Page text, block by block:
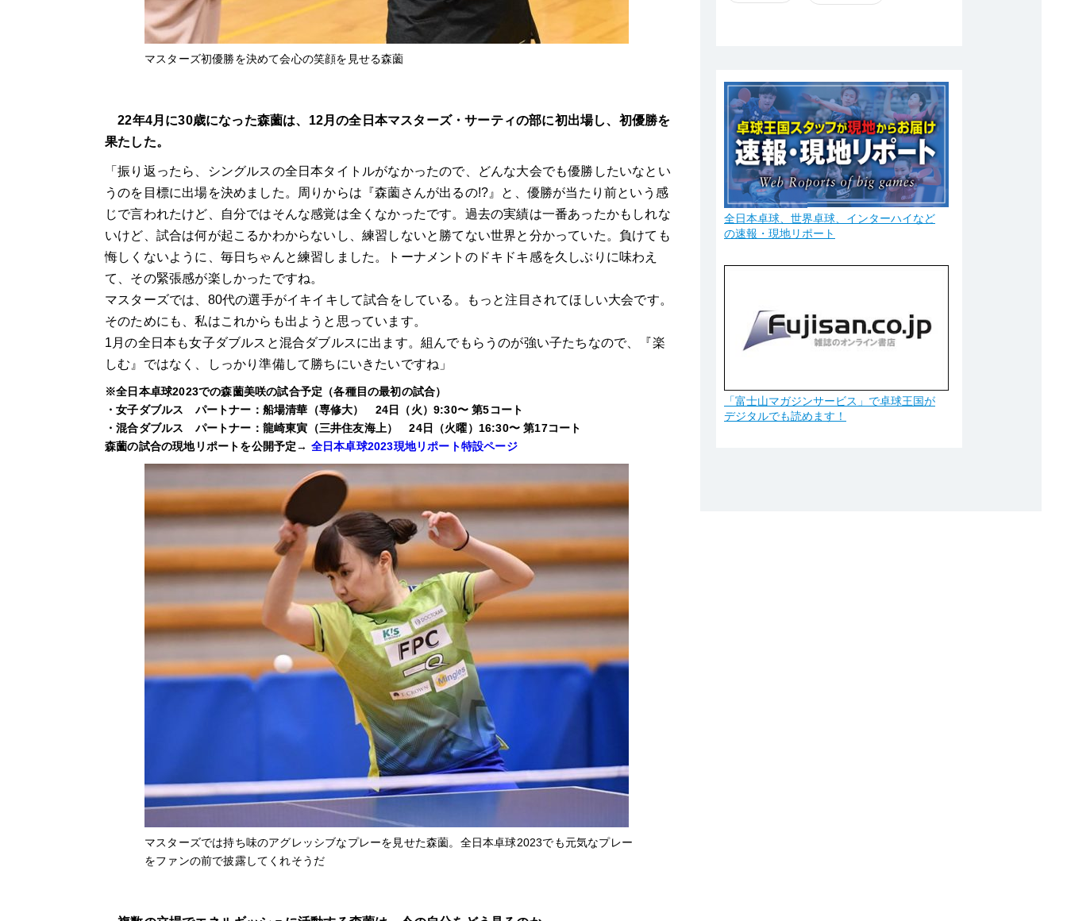
マスターズ初優勝を決めて会心の笑顔を見せる森薗
22年4月に30歳になった森薗は、12月の全日本マスターズ・サーティの部に初出場し、初優勝を
果たした。
「振り返ったら、シングルスの全日本タイトルがなかったので、どんな大会でも優勝したいなとい
うのを目標に出場を決めました。周りからは『森薗さんが出るの!?』と、優勝が当たり前という感
じで言われたけど、自分ではそんな感覚は全くなかったです。過去の実績は一番あったかもしれな
いけど、試合は何が起こるかわからないし、練習しないと勝てない世界と分かっていた。負けても
悔しくないように、毎日ちゃんと練習しました。トーナメントのドキドキ感を久しぶりに味わえ
て、その緊張感が楽しかったですね。
マスターズでは、80代の選手がイキイキして試合をしている。もっと注目されてほしい大会です。
そのためにも、私はこれからも出ようと思っています。
1月の全日本も女子ダブルスと混合ダブルスに出ます。組んでもらうのが強い子たちなので、『楽
しむ』ではなく、しっかり準備して勝ちにいきたいですね」
※全日本卓球2023での森薗美咲の試合予定（各種目の最初の試合）
・女子ダブルス パートナー：船場清華（専修大） 24日（火）9:30〜 第5コート
・混合ダブルス パートナー：龍崎東寅（三井住友海上） 24日（火曜）16:30〜 第17コート
森薗の試合の現地リポートを公開予定→ 全日本卓球2023現地リポート特設ページ
マスターズでは持ち味のアグレッシブなプレーを見せた森薗。全日本卓球2023でも元気なプレー
をファンの前で披露してくれそうだ
全日本卓球、世界卓球、インターハイなど
の速報・現地リポート
「富士山マガジンサービス」で卓球王国が
デジタルでも読めます！